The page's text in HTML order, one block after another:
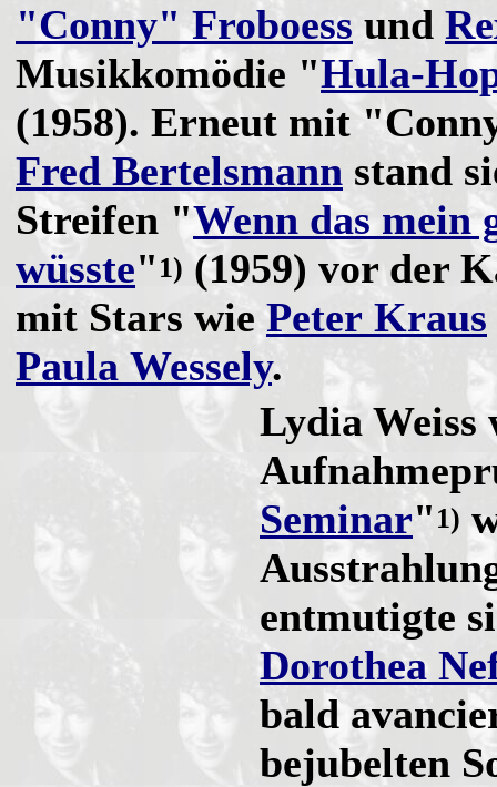
"Conny" Froboess und
Musikkomödie "Hula-
(1958). Erneut mit
Fred Bertelsmann stand
Streifen "Wenn das mein
wüsste" 1) (1959) vor der
mit Stars wiePeter Kraus
Paula Wessely.
Lydia Weiss
Seminar" 1)
entmutigte
Dorothea
bald
bejubelten